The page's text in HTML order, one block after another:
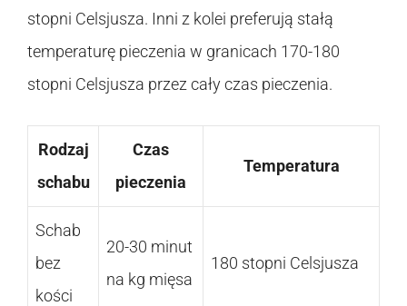
stopni Celsjusza. Inni z kolei preferują stałą
temperaturę pieczenia w granicach 170-180
stopni Celsjusza przez cały czas pieczenia.
Rodzaj
schabu
Czas
pieczenia
Temperatura
Schab
bez
kości
20-30 minut
na kg mięsa
180 stopni Celsjusza